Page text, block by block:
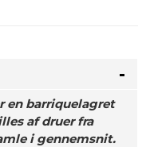
en barriquelagret
af druer fra
i gennemsnit.